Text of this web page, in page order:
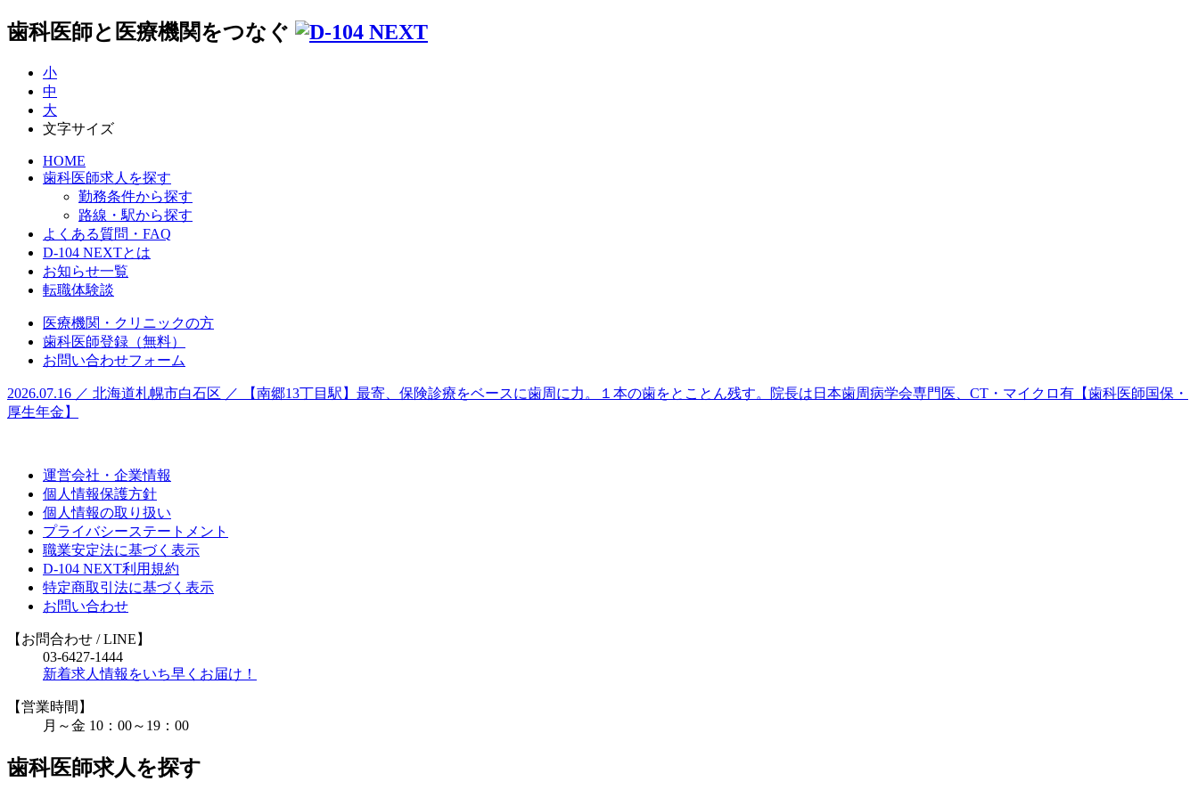
歯科医師と医療機関をつなぐ
小
中
大
文字サイズ
HOME
歯科医師求人を探す
勤務条件から探す
路線・駅から探す
よくある質問・FAQ
D-104 NEXTとは
お知らせ一覧
転職体験談
医療機関・クリニックの方
歯科医師登録（無料）
お問い合わせフォーム
2026.07.16 ／ 北海道札幌市白石区 ／ 【南郷13丁目駅】最寄、保険診療をベースに歯周に力。１本の歯をとことん残す。院長は日本歯周病学会専門医、CT・マイクロ有【歯科医師国保・
厚生年金】
運営会社・企業情報
個人情報保護方針
個人情報の取り扱い
プライバシーステートメント
職業安定法に基づく表示
D-104 NEXT利用規約
特定商取引法に基づく表示
お問い合わせ
【お問合わせ / LINE 】
03-6427-1444
新着求人情報をいち早くお届け！
【営業時間】
月～金 10：00～19：00
歯科医師求人を探す